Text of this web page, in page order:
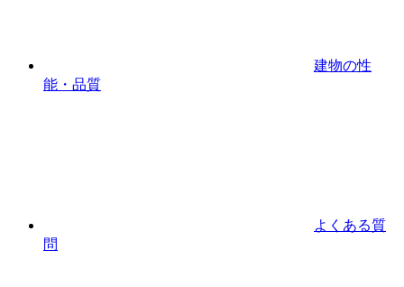
建物の性
能・品質
よくある質
問